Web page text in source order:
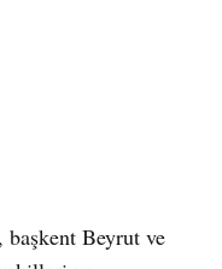
başkent Beyrut ve